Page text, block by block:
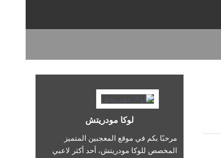
لوكا مودريتش
مرحبًا بكم في موقع المعجبين المتميز
المخصص للوكا مودريتش، أحد أكثر لاعبي